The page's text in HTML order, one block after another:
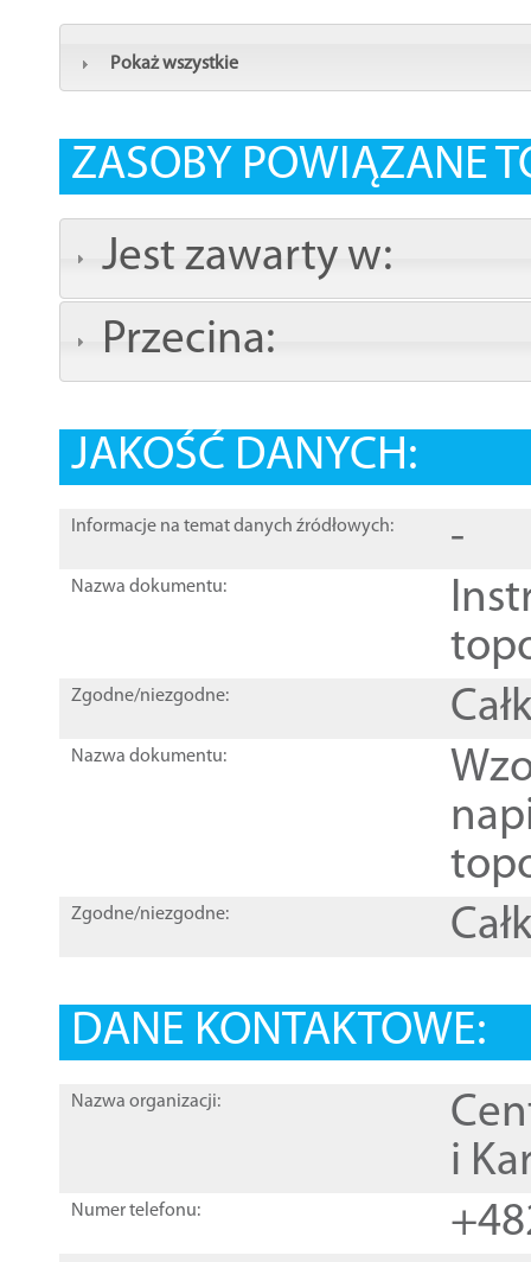
Pokaż wszystkie
ZASOBY POWIĄZANE
Jest zawarty w:
Przecina:
JAKOŚĆ DANYCH:
Informacje na temat danych źródłowych: -
Nazwa dokumentu:
Zgodne/niezgodne:
Nazwa dokumentu:
Zgodne/niezgodne:
DANE KONTAKTOWE:
Nazwa organizacji:
i
Numer telefonu: